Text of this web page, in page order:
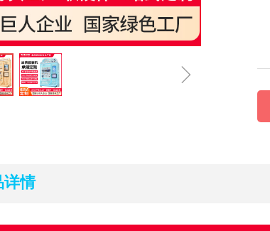
ꁇ
详情